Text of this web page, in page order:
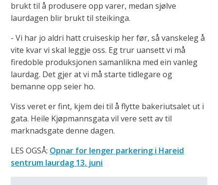
brukt til å produsere opp varer, medan sjølve
laurdagen blir brukt til steikinga.
- Vi har jo aldri hatt cruiseskip her før, så vanskeleg å
vite kvar vi skal leggje oss. Eg trur uansett vi må
firedoble produksjonen samanlikna med ein vanleg
laurdag. Det gjer at vi må starte tidlegare og
bemanne opp seier ho.
Viss veret er fint, kjem dei til å flytte bakeriutsalet ut i
gata. Heile Kjøpmannsgata vil vere sett av til
marknadsgate denne dagen.
LES OGSÅ: Opnar for lenger parkering i Hareid
sentrum laurdag 13. juni